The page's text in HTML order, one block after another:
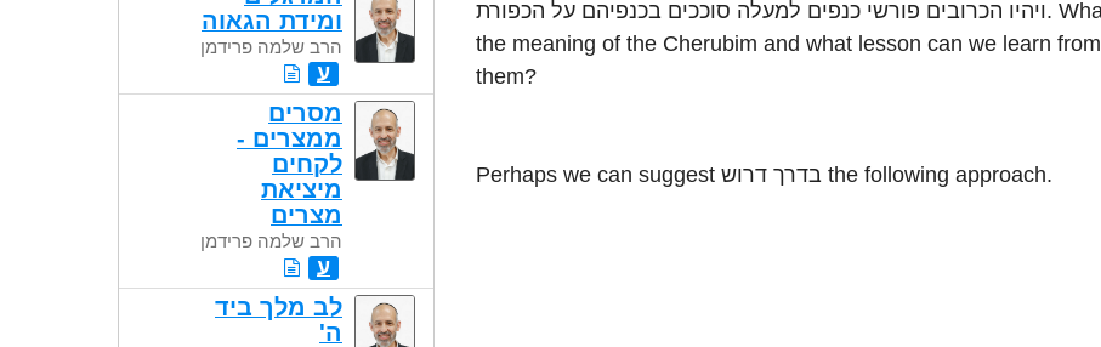
ויהיו הכרובים פורשי כנפים למעלה סוככים בכנפיהם על הכפורת. What is
the meaning of the Cherubim and what lesson can we learn from
them?
Perhaps we can suggest בדרך דרוש the following approach.
ומידת הגאוה
הרב שלמה פרידמן
ע
מסרים
ממצרים -
לקחים
מיציאת
מצרים
הרב שלמה פרידמן
ע
לב מלך ביד
ה'